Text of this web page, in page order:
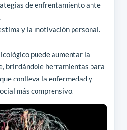
de enfrentamiento ante
y la motivación personal.
puede aumentar la
brindándole herramientas para
conlleva la enfermedad y
más comprensivo.